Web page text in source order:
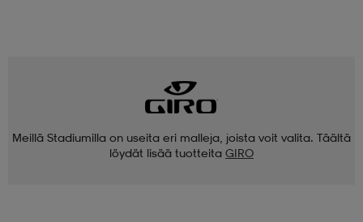
Meillä Stadiumilla on useita eri malleja, joista voit valita. Täältä
löydät lisää tuotteita GIRO